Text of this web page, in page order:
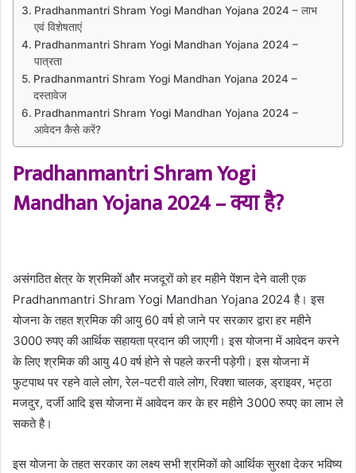
Pradhanmantri Shram Yogi Mandhan Yojana 2024 – लाभ
एवं विशेषताएं
Pradhanmantri Shram Yogi Mandhan Yojana 2024 –
पात्रता
Pradhanmantri Shram Yogi Mandhan Yojana 2024 –
दस्तावेज
Pradhanmantri Shram Yogi Mandhan Yojana 2024 –
आवेदन कैसे करें?
Pradhanmantri Shram Yogi
Mandhan Yojana 2024 – क्या है?
असंगठित क्षेत्र के श्रमिकों और मजदूरों को हर महीने पेंशन देने वाली एक
Pradhanmantri Shram Yogi Mandhan Yojana 2024 है। इस
योजना के तहत श्रमिक की आयु 60 वर्ष हो जाने पर सरकार द्वारा हर महीने
3000 रुपए की आर्थिक सहायता प्रदान की जाएगी। इस योजना में आवेदन करने
के लिए श्रमिक की आयु 40 वर्ष होने से पहले करनी पड़ेगी। इस योजना में
फुटपाथ पर रहने वाले लोग, रेल-पटरी वाले लोग, रिक्शा चालक, ड्राइवर, भट्ठा
मजदुर, दर्जी आदि इस योजना में आवेदन कर के हर महीने 3000 रुपए का लाभ ले
सकते है।
इस योजना के तहत सरकार का लक्ष्य सभी श्रमिकों को आर्थिक सुरक्षा देकर भविष्य